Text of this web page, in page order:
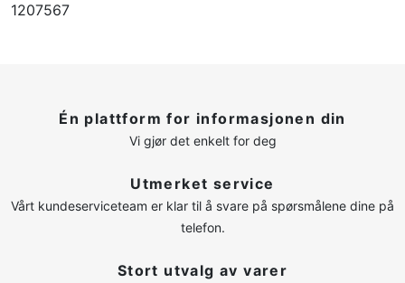
1207567
Én plattform for informasjonen din
Vi gjør det enkelt for deg
Utmerket service
Vårt kundeserviceteam er klar til å svare på spørsmålene dine på
telefon.
Stort utvalg av varer